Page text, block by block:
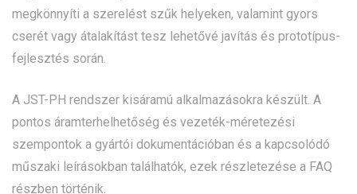
megkönnyíti a szerelést szűk helyeken, valamint gyors
cserét vagy átalakítást tesz lehetővé javítás és prototípus-
fejlesztés során.
A JST-PH rendszer kisáramú alkalmazásokra készült. A
pontos áramterhelhetőség és vezeték-méretezési
szempontok a gyártói dokumentációban és a kapcsolódó
műszaki leírásokban találhatók, ezek részletezése a FAQ
részben történik.